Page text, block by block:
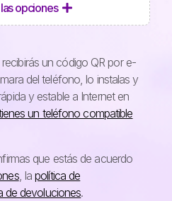
opciones
un código QR por e-
del teléfono, lo instalas y
y estable a Internet en
un teléfono compatible
que estás de acuerdo
, lapolítica de
de devoluciones.